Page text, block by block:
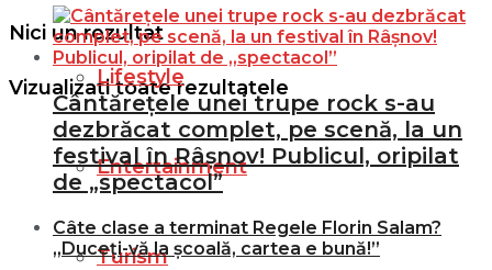
Nici un rezultat
Vizualizați toate rezultatele
Lifestyle
Entertainment
Turism
Cântărețele unei trupe rock s-au
dezbrăcat complet, pe scenă, la un
festival în Râșnov! Publicul, oripilat
de „spectacol”
Câte clase a terminat Regele Florin Salam?
„Duceți-vă la școală, cartea e bună!”